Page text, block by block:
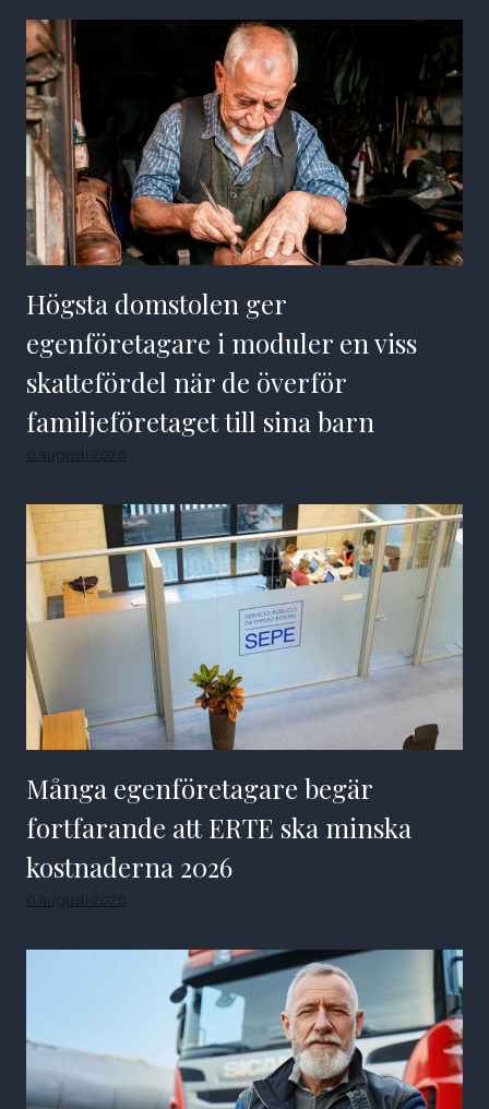
Högsta domstolen ger
egenföretagare i moduler en viss
skattefördel när de överför
familjeföretaget till sina barn
6 augusti 2026
Många egenföretagare begär
fortfarande att ERTE ska minska
kostnaderna 2026
6 augusti 2026